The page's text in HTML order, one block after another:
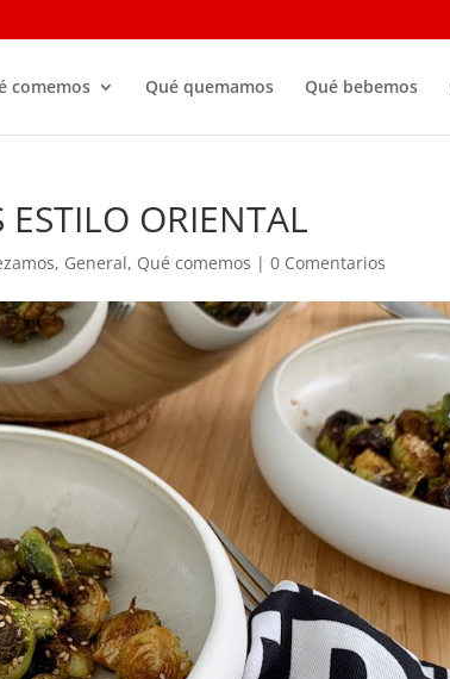
comemos Qué quemamos Qué bebemos
ESTILO ORIENTAL
, General, Qué comemos |0 Comentarios